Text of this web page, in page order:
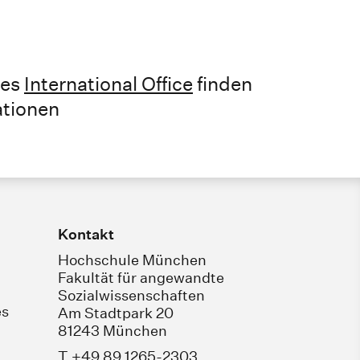
International Officefinden
Kontakt
Hochschule München
Fakultät für angewandte
Sozialwissenschaften
Am Stadtpark 20
81243 München
T +49 89 1265-2303